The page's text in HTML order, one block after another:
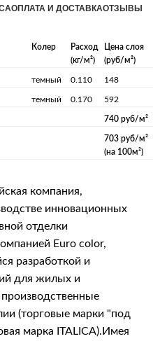
ОПЛАТА И ДОСТАВКАОТЗЫВЫ
Колер
Расход
(кг/м²)
Цена слоя
(руб/м²)
темный 0.110 148
темный 0.170 592
740 руб/м²
703 руб/м²
(на 100м²)
компания,
инновационных
отделки
Euro color,
разработкой и
для жилых и
(торговые марки "под
марка ITALICA).Имея